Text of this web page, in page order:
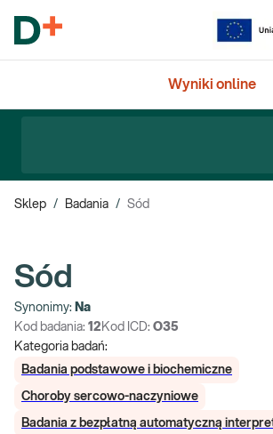
Wyniki online
Sklep / Badania / Sód
Sód
Synonimy: Na
Kod badania: 12 Kod ICD: O35
Kategoria badań:
Badania podstawowe i biochemiczne
Choroby sercowo-naczyniowe
Badania z bezpłatną automatyczną